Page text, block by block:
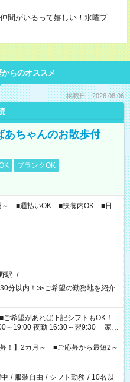
間がいるって嬉しい！水曜プ ...
らのオススメ
掲載日：2026.08.06
あちゃんのお散歩付
ブランクOK
～ ■週払いOK ■扶養内OK ■日
駅 / …
分以内！≫ご希望の勤務地を紹介
夜勤 16:30～翌9:30 「家族
を持って夕飯の準備がしたい」
」 など、ご希望を教えてください
時間。 合計で週40時間を超える場
募！】2カ月～ ■ご応募から最短2～
/ 服装自由 / シフト勤務 / 10名以